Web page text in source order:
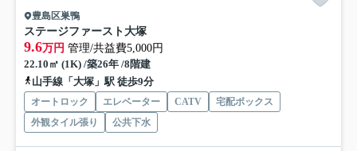
豊島区巣鴨
ステージファースト大塚
9.6万円 管理/共益費5,000円
22.10㎡ (1K) /築26年 /8階建
山手線「大塚」駅 徒歩9分
オートロック エレベーター CATV
宅配ボックス
外観タイル張り
公共下水